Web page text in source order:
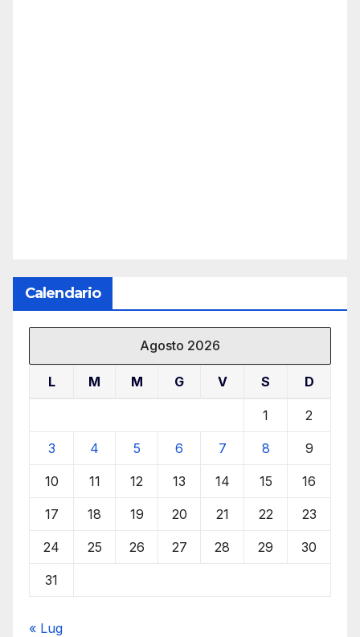
Calendario
Agosto 2026
L M M G V S D
1 2
3 4 5 6 7 8 9
10 11 12 13 14 15 16
17 18 19 20 21 22 23
24 25 26 27 28 29 30
31
« Lug